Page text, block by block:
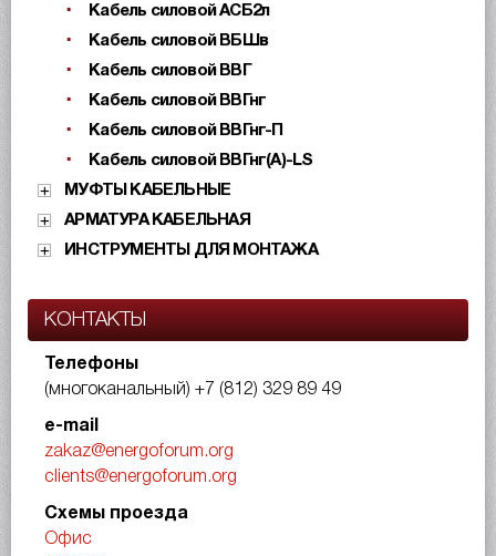
Кабель силовой АСБ2л
Кабель силовой ВБШв
Кабель силовой ВВГ
Кабель силовой ВВГнг
Кабель силовой ВВГнг-П
Кабель силовой ВВГнг(А)-LS
МУФТЫ КАБЕЛЬНЫЕ
АРМАТУРА КАБЕЛЬНАЯ
ИНСТРУМЕНТЫ ДЛЯ МОНТАЖА
КОНТАКТЫ
Телефоны
(многоканальный) +7 (812) 329 89 49
e-mail
zakaz@energoforum.org
clients@energoforum.org
Схемы проезда
Офис